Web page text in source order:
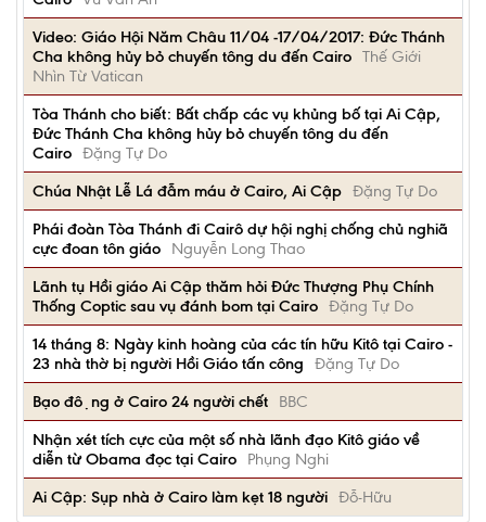
Video: Giáo Hội Năm Châu 11/04 -17/04/2017: Đức Thánh
Cha không hủy bỏ chuyến tông du đến Cairo Thế Giới
Nhìn Từ Vatican
Tòa Thánh cho biết: Bất chấp các vụ khủng bố tại Ai Cập,
Đức Thánh Cha không hủy bỏ chuyến tông du đến
Cairo Đặng Tự Do
Chúa Nhật Lễ Lá đẫm máu ở Cairo, Ai Cập Đặng Tự Do
Phái đoàn Tòa Thánh đi Cairô dự hội nghị chống chủ nghiã
cực đoan tôn giáo
Nguyễn Long Thao
Lãnh tụ Hồi giáo Ai Cập thăm hỏi Đức Thượng Phụ Chính
Thống Coptic sau vụ đánh bom tại Cairo Đặng Tự Do
14 tháng 8: Ngày kinh hoàng của các tín hữu Kitô tại Cairo -
23 nhà thờ bị người Hồi Giáo tấn công
Đặng Tự Do
Bạo động ở Cairo 24 người chết
BBC
Nhận xét tích cực của một số nhà lãnh đạo Kitô giáo về
diễn từ Obama đọc tại Cairo
Phụng Nghi
Ai Cập: Sụp nhà ở Cairo làm kẹt 18 người Đỗ-Hữu